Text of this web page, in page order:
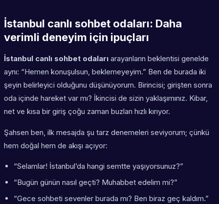
İstanbul canlı sohbet odaları: Daha
verimli deneyim için ipuçları
İstanbul canlı sohbet odaları arayanların beklentisi genelde
aynı: “Hemen konuşulsun, beklemeyeyim.” Ben de burada iki
şeyin belirleyici olduğunu düşünüyorum. Birincisi; girişten sonra
oda içinde hareket var mı? İkincisi de sizin yaklaşımınız. Kibar,
net ve kısa bir giriş çoğu zaman buzları hızlı kırıyor.
Şahsen ben, ilk mesajda şu tarz denemeleri seviyorum; çünkü
hem doğal hem de akışı açıyor:
“Selamlar! İstanbul’da hangi semtte yaşıyorsunuz?”
“Bugün günün nasıl geçti? Muhabbet edelim mi?”
“Gece sohbeti sevenler burada mı? Ben biraz geç kaldım.”